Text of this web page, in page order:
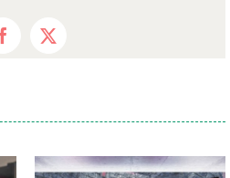
Facebook
X